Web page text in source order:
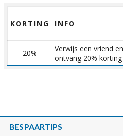
KORTING INFO
20%
Verwijs een vriend en
ontvang 20% korting
BESPAARTIPS